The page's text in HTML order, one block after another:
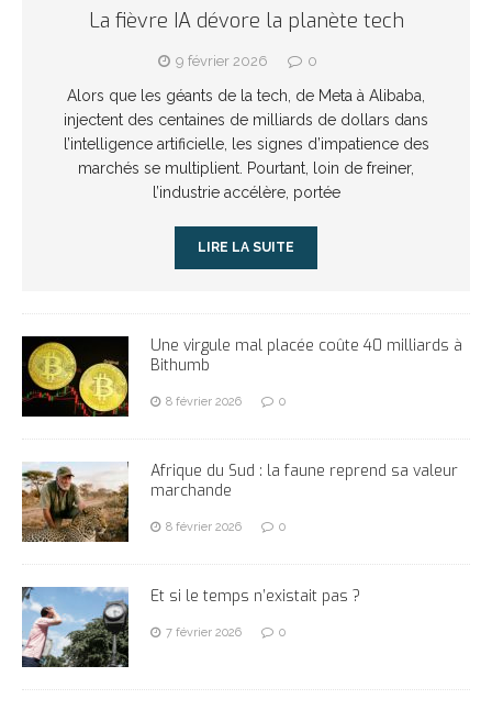
La fièvre IA dévore la planète tech
9 février 2026 0
Alors que les géants de la tech, de Meta à Alibaba,
injectent des centaines de milliards de dollars dans
l’intelligence artificielle, les signes d’impatience des
marchés se multiplient. Pourtant, loin de freiner,
l’industrie accélère, portée
LIRE LA SUITE
Une virgule mal placée coûte 40 milliards à
Bithumb
8 février 2026 0
Afrique du Sud : la faune reprend sa valeur
marchande
8 février 2026 0
Et si le temps n’existait pas ?
7 février 2026 0